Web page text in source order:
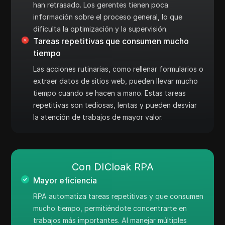
han retrasado. Los gerentes tienen poca
información sobre el proceso general, lo que
dificulta la optimización y la supervisión.
Tareas repetitivas que consumen mucho
tiempo
Las acciones rutinarias, como rellenar formularios o
extraer datos de sitios web, pueden llevar mucho
tiempo cuando se hacen a mano. Estas tareas
repetitivas son tediosas, lentas y pueden desviar
la atención de trabajos de mayor valor.
Con DICloak RPA
Mayor eficiencia
RPA automatiza tareas repetitivas y que consumen
mucho tiempo, permitiéndote concentrarte en
trabajos más importantes. Al manejar múltiples